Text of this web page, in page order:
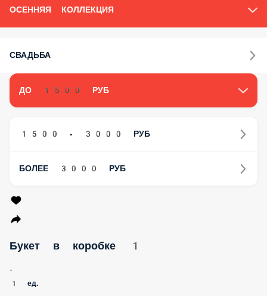
ОСЕННЯЯ КОЛЛЕКЦИЯ
СВАДЬБА
ДО 1500 РУБ
1500 - 3000 РУБ
БОЛЕЕ 3000 РУБ
Букет в коробке 1
-
1 ед.